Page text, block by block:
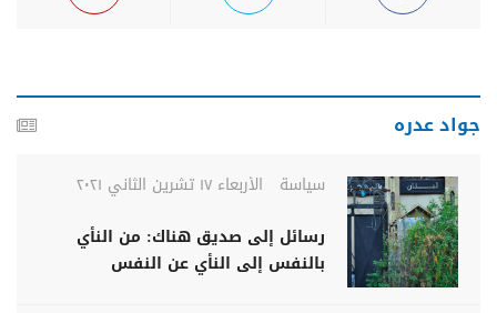
جواد عدره
سياسة
الأربعاء ١٧ تشرين الثاني ٢٠٢١
رسائل إلى صديق هناك: من النأي
بالنفس إلى النأي عن النفس